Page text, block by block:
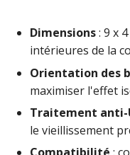
Dimensions: 9 x
intérieures de la
Orientation des
maximiser l'effet
Traitement anti-
le vieillissement